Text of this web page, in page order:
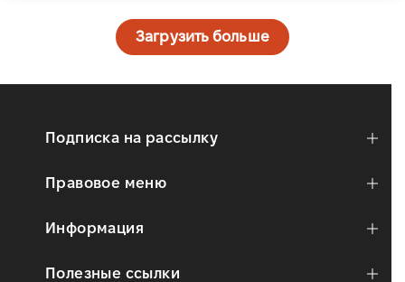
Загрузить больше
Подписка на рассылку
Правовое меню
Информация
Полезные ссылки